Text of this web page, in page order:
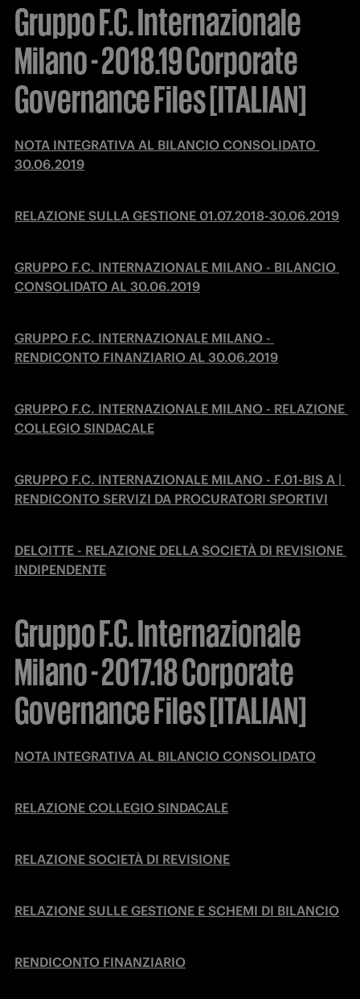
Gruppo F.C. Internazionale
Milano - 2018.19 Corporate
Governance Files [ITALIAN]
NOTA INTEGRATIVA AL BILANCIO CONSOLIDATO
30.06.2019
RELAZIONE SULLA GESTIONE 01.07.2018-30.06.2019
GRUPPO F.C. INTERNAZIONALE MILANO - BILANCIO
CONSOLIDATO AL 30.06.2019
GRUPPO F.C. INTERNAZIONALE MILANO -
RENDICONTO FINANZIARIO AL 30.06.2019
GRUPPO F.C. INTERNAZIONALE MILANO - RELAZIONE
COLLEGIO SINDACALE
GRUPPO F.C. INTERNAZIONALE MILANO - F.01-BIS A |
RENDICONTO SERVIZI DA PROCURATORI SPORTIVI
DELOITTE - RELAZIONE DELLA SOCIETÀ DI REVISIONE
INDIPENDENTE
Gruppo F.C. Internazionale
Milano - 2017.18 Corporate
Governance Files [ITALIAN]
NOTA INTEGRATIVA AL BILANCIO CONSOLIDATO
RELAZIONE COLLEGIO SINDACALE
RELAZIONE SOCIETÀ DI REVISIONE
RELAZIONE SULLE GESTIONE E SCHEMI DI BILANCIO
RENDICONTO FINANZIARIO